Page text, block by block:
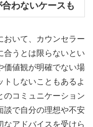
わないケースも
おいて、カウンセラー
合うとは限らないとい
価値観が明確でない場
しないこともあるよ
のコミュニケーション
談で自分の理想や不安
なアドバイスを受けら